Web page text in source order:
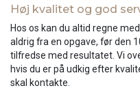
Høj kvalitet og god
Hos os kan du altid regne
aldrig fra en opgave, før den
tilfredse med resultatet. Vi
hvis du er på udkig efter
skal kontakte.